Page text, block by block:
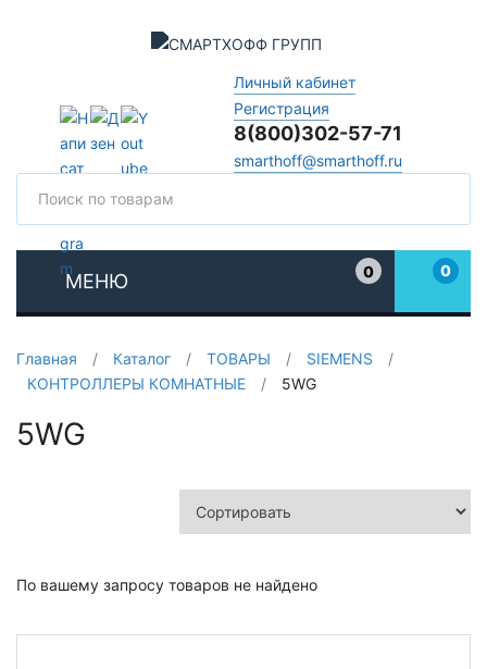
Личный кабинет
Регистрация
8(800)302-57-71
smarthoff@smarthoff.ru
МЕНЮ
0
0
Главная / Каталог / ТОВАРЫ / SIEMENS
/
КОНТРОЛЛЕРЫ КОМНАТНЫЕ
/ 5WG
5WG
По вашему запросу товаров не найдено